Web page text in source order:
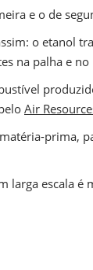
e o de
o etanol
na palha e no
Air
escala